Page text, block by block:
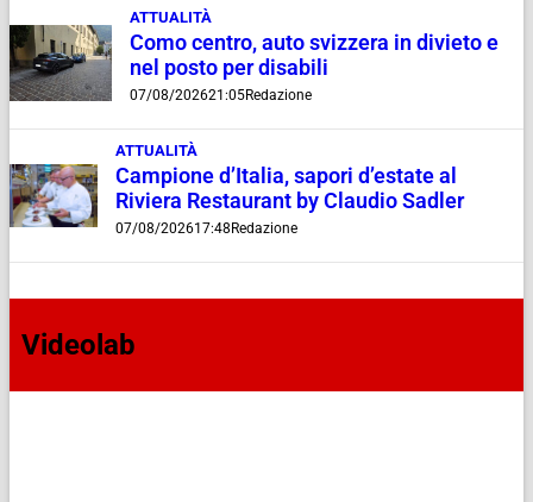
ATTUALITÀ
Como centro, auto svizzera in divieto e
nel posto per disabili
07/08/202621:05Redazione
ATTUALITÀ
Campione d’Italia, sapori d’estate al
Riviera Restaurant by Claudio Sadler
07/08/202617:48 Redazione
Videolab